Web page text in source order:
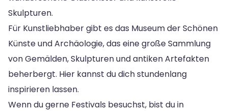
Skulpturen.
Für Kunstliebhaber gibt es das Museum der Schönen
Künste und Archäologie, das eine große Sammlung
von Gemälden, Skulpturen und antiken Artefakten
beherbergt. Hier kannst du dich stundenlang
inspirieren lassen.
Wenn du gerne Festivals besuchst, bist du in